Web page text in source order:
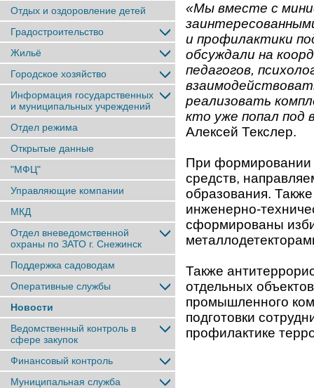
Отдых и оздоровление детей
Градостроительство
Жильё
Городское хозяйство
Информация государственных
и муниципальных учреждений
Отдел режима
Открытые данные
"МФЦ"
Управляющие компании
МКД
Отдел вневедомственной
охраны по ЗАТО г. Снежинск
Поддержка садоводам
Оперативные службы
Новости
Ведомственный контроль в
сфере закупок
Финансовый контроль
Муниципальная служба
«Мы вместе с
и профилактики
обсуждали на
педагогов,
реализовать
кто уже попал под
Алексей Текслер.
При формировании
средств,
образования.
инженерно-
сформированы
Также
отдельных
промышленного
подготовки
профилактике